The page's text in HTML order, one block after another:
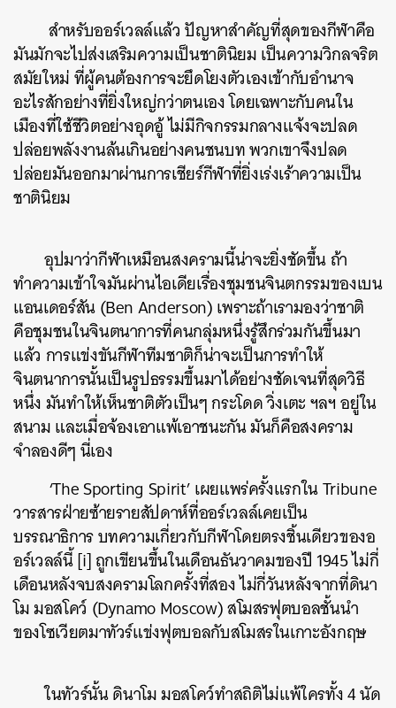
​ สำหรับออร์เวลล์แล้ว ปัญหาสำคัญที่สุดของกีฬาคือ
มันมักจะไปส่งเสริมความเป็นชาตินิยม เป็นความวิกลจริต
สมัยใหม่ ที่ผู้คนต้องการจะยึดโยงตัวเองเข้ากับอำนาจ
อะไรสักอย่างที่ยิ่งใหญ่กว่าตนเอง โดยเฉพาะกับคนใน
เมืองที่ใช้ชีวิตอย่างอุดอู้ ไม่มีกิจกรรมกลางแจ้งจะปลด
ปล่อยพลังงานล้นเกินอย่างคนชนบท พวกเขาจึงปลด
ปล่อยมันออกมาผ่านการเชียร์กีฬาที่ยิ่งเร่งเร้าความเป็น
ชาตินิยม
อุปมาว่ากีฬาเหมือนสงครามนี้น่าจะยิ่งชัดขึ้น ถ้า
ทำความเข้าใจมันผ่านไอเดียเรื่องชุมชนจินตกรรมของเบน
แอนเดอร์สัน (Ben Anderson) เพราะถ้าเรามองว่าชาติ
คือชุมชนในจินตนาการที่คนกลุ่มหนึ่งรู้สึกร่วมกันขึ้นมา
แล้ว การแข่งขันกีฬาทีมชาติก็น่าจะเป็นการทำให้
จินตนาการนั้นเป็นรูปธรรมขึ้นมาได้อย่างชัดเจนที่สุดวิธี
หนึ่ง มันทำให้เห็นชาติตัวเป็นๆ กระโดด วิ่งเตะ ฯลฯ อยู่ใน
สนาม และเมื่อจ้องเอาแพ้เอาชนะกัน มันก็คือสงคราม
จำลองดีๆ นี่เอง
​ ‘The Sporting Spirit’ เผยแพร่ครั้งแรกใน Tribune
วารสารฝ่ายซ้ายรายสัปดาห์ที่ออร์เวลล์เคยเป็น
บรรณาธิการ บทความเกี่ยวกับกีฬาโดยตรงชิ้นเดียวของอ
อร์เวลล์นี้ [i] ถูกเขียนขึ้นในเดือนธันวาคมของปี 1945 ไม่กี่
เดือนหลังจบสงครามโลกครั้งที่สอง ไม่กี่วันหลังจากที่ดินา
โม มอสโคว์ (Dynamo Moscow) สโมสรฟุตบอลชั้นนำ
ของโซเวียตมาทัวร์แข่งฟุตบอลกับสโมสรในเกาะอังกฤษ
ในทัวร์นั้น ดินาโม มอสโคว์ทำสถิติไม่แพ้ใครทั้ง 4 นัด